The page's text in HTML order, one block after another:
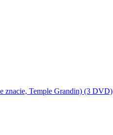
znacie, Temple Grandin) (3 DVD)